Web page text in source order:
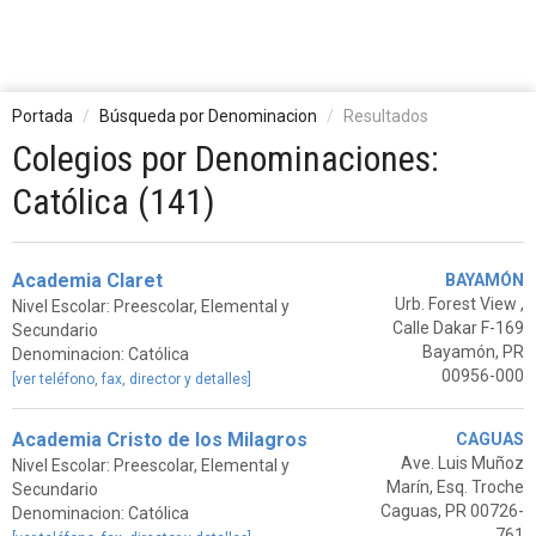
Portada Búsqueda por Denominacion Resultados
Colegios por Denominaciones:
Católica (141)
Academia Claret
Nivel Escolar: Preescolar, Elemental y
Secundario
Denominacion: Católica
[ver teléfono, fax, director y detalles]
BAYAMÓN
Urb. Forest View ,
Calle Dakar F-169
Bayamón, PR
00956-000
Academia Cristo de los Milagros
Nivel Escolar: Preescolar, Elemental y
Secundario
Denominacion: Católica
CAGUAS
Ave. Luis Muñoz
Marín, Esq. Troche
Caguas, PR 00726-